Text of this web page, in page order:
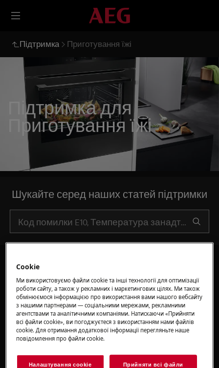
Підтримка Приготування їжі
Підтримка для
Приготування їжі
Шукайте серед наших статей підтримки
Cookie
Ми використовуємо файли cookie та інші технології для оптимізації
роботи сайту, а також у рекламних і маркетингових цілях. Ми також
обмінюємося інформацією про використання вами нашого вебсайту
з нашими партнерами — соціальними мережами, рекламними
агентствами та аналітичними компаніями. Натискаючи «Прийняти
всі файли сookie», ви погоджуєтеся з використанням нами файлів
cookie. Для отримання додаткової інформації перегляньте наше
повідомлення про файли сookie.
Налаштування cookie
Прийняти всі файли